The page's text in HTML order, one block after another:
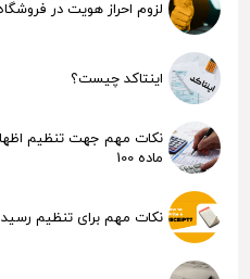
لزوم احراز هویت در
اینتاکد چیست؟
نکات مهم جهت تنظیم
ماده 100
نکات مهم برای تنظیم رسید